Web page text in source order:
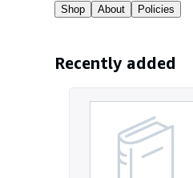
Shop About Policies
Recently added